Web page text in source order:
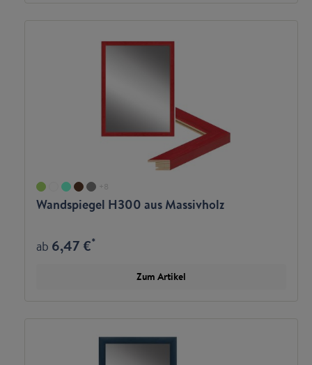
+8
Wandspiegel H300 aus Massivholz
ab 6,47 €*
Zum Artikel